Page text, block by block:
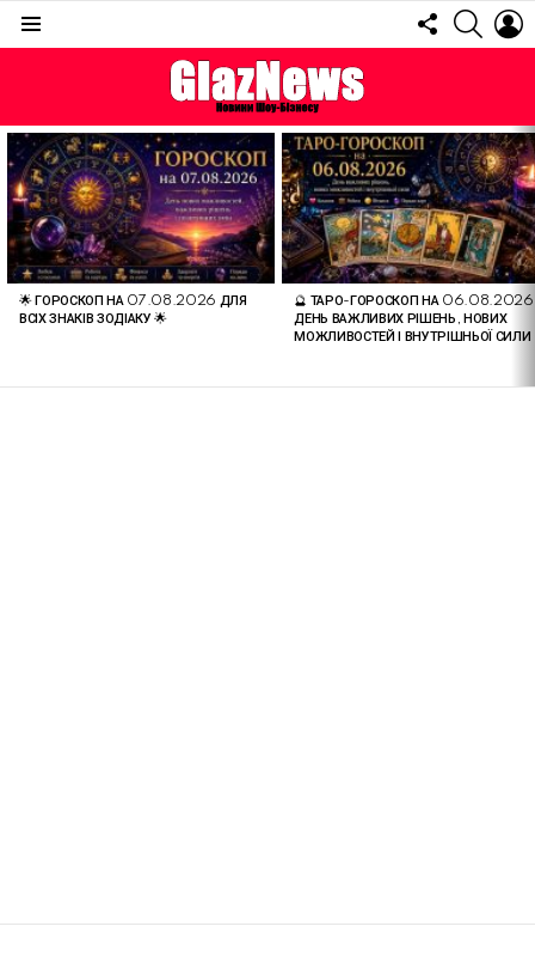
FOLLOW
US
ОСТАННІ
СТАТТІ
🌟 ГОРОСКОП НА 07.08.2026 ДЛЯ
ВСІХ ЗНАКІВ ЗОДІАКУ 🌟
🔮 ТАРО-ГОРОСКОП НА
ДЕНЬ ВАЖЛИВИХ РІШЕНЬ, НОВИХ
МОЖЛИВОСТЕЙ І ВНУТРІШНЬОЇ СИЛИ